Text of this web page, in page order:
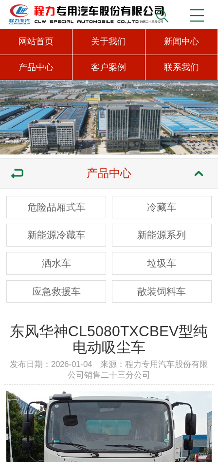
网站首页 关于我们 新闻中心
产品中心 客户案例 联系我们
产品中心
危险品厢式车 冷藏车
新能源冷藏车 新能源系列
洒水车 垃圾车
应急救援车 散装饲料车
东风华神CL5080TXCBEV型纯
电动吸尘车
发布日期：2026-01-04 来源：程力专用汽车股份有限
公司销售二十三分公司